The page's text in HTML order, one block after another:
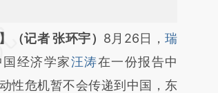
开头增加这段话：本文由第三方
财新文章
oUugorsw]
（记者 张环宇） 8月26日，瑞
经济学家汪涛在一份报告中
性危机暂不会传递到中国，东